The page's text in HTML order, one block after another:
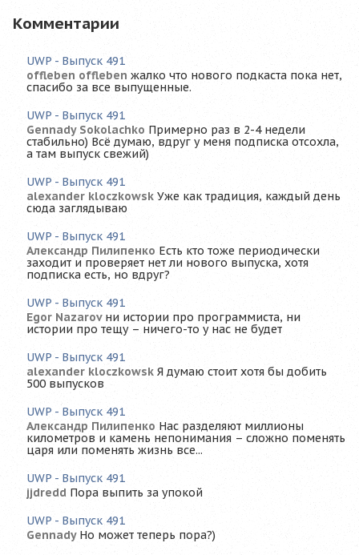
Комментарии
UWP - Выпуск 491
offleben offleben жалко что нового подкаста пока нет,
спасибо за все выпущенные.
UWP - Выпуск 491
Gennady Sokolachko Примерно раз в 2-4 недели
стабильно) Всё думаю, вдруг у меня подписка отсохла,
а там выпуск свежий)
UWP - Выпуск 491
alexander kloczkowsk Уже как традиция, каждый день
сюда заглядываю
UWP - Выпуск 491
Александр Пилипенко Есть кто тоже периодически
заходит и проверяет нет ли нового выпуска, хотя
подписка есть, но вдруг?
UWP - Выпуск 491
Egor Nazarov ни истории про программиста, ни
истории про тещу – ничего-то у нас не будет
UWP - Выпуск 491
alexander kloczkowsk Я думаю стоит хотя бы добить
500 выпусков
UWP - Выпуск 491
Александр Пилипенко Нас разделяют миллионы
километров и камень непонимания – сложно поменять
царя или поменять жизнь все...
UWP - Выпуск 491
jjdredd Пора выпить за упокой
UWP - Выпуск 491
Gennady Но может теперь пора?)